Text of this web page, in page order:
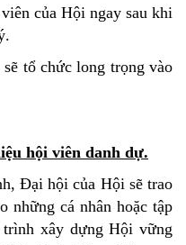
của Hội ngay sau khi
tổ chức long trọng vào
hội viên danh dự.
Đại hội của Hội sẽ trao
những cá nhân hoặc tập
xây dựng Hội vững